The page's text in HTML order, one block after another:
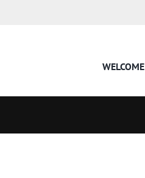
WELCOME